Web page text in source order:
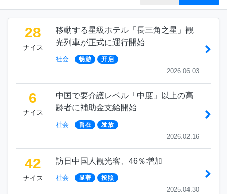
28
ナイス
移動する星級ホテル「長三角之星」観
光列車が正式に運行開始
社会 畅游 开启
2026.06.03
6
ナイス
中国で要介護レベル「中度」以上の高
齢者に補助金支給開始
社会 旨在 发放
2026.02.16
42
ナイス
訪日中国人観光客、46％増加
社会 显著 按照
2025.04.30